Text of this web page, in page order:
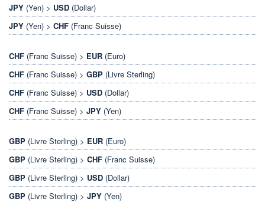
JPY (Yen) > USD (Dollar)
JPY (Yen) > CHF (Franc Suisse)
CHF (Franc Suisse) > EUR (Euro)
CHF (Franc Suisse) > GBP (Livre Sterling)
CHF (Franc Suisse) > USD (Dollar)
CHF (Franc Suisse) > JPY (Yen)
GBP (Livre Sterling) > EUR (Euro)
GBP (Livre Sterling) > CHF (Franc Suisse)
GBP (Livre Sterling) > USD (Dollar)
GBP (Livre Sterling) > JPY (Yen)